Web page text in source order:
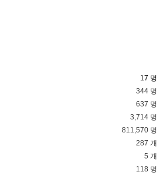
17 명
344 명
637 명
3,714 명
811,570 명
287 개
5 개
118 명